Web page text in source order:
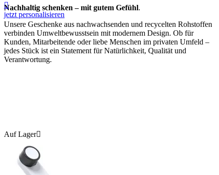
Nachhaltig schenken – mit gutem Gefühl.
Unsere Geschenke aus nachwachsenden und recycelten Rohstoffen
verbinden Umweltbewusstsein mit modernem Design. Ob für
Kunden, Mitarbeitende oder liebe Menschen im privaten Umfeld –
jedes Stück ist ein Statement für Natürlichkeit, Qualität und
Verantwortung.

jetzt personalisieren
Auf Lager